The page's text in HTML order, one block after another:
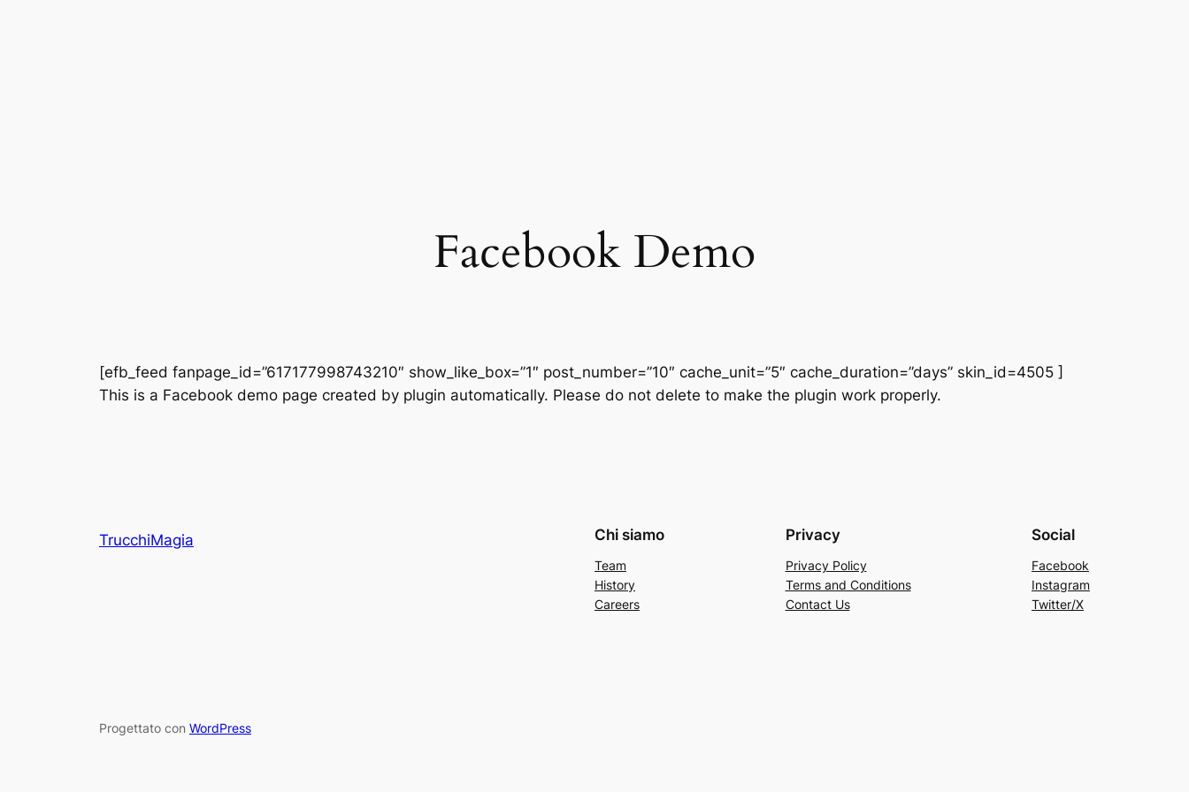
Facebook Demo
[efb_feed fanpage_id=”617177998743210″ show_like_box=”1″ post_number=”10″ cache_unit=”5″ cache_duration=”days” skin_id=4505 ]
This is a Facebook demo page created by plugin automatically. Please do not delete to make the plugin work properly.
TrucchiMagia Chi siamo
Team
History
Careers
Privacy
Privacy Policy
Terms and Conditions
Contact Us
Social
Facebook
Instagram
Twitter/X
Progettato con WordPress